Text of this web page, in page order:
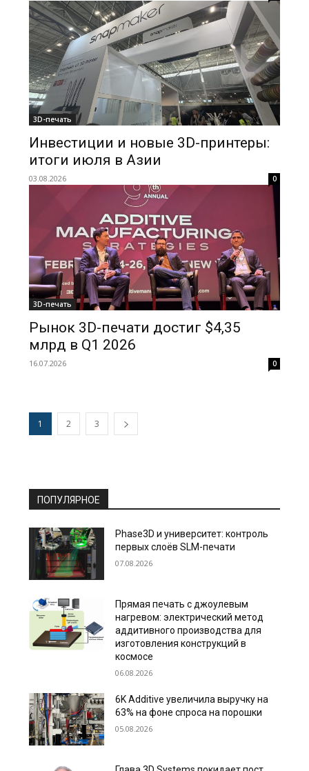
3D-печать
Инвестиции и новые 3D-принтеры:
итоги июля в Азии
03.08.2026 0
3D-печать
Рынок 3D-печати достиг $4,35
млрд в Q1 2026
16.07.2026 0
1 2 3
ПОПУЛЯРНОЕ
Phase3D и университет: контроль
первых слоёв SLM-печати
07.08.2026
Прямая печать с джоулевым
нагревом: электрический метод
аддитивного производства для
изготовления конструкций в
космосе
06.08.2026
6K Additive увеличила выручку на
63% на фоне спроса на порошки
05.08.2026